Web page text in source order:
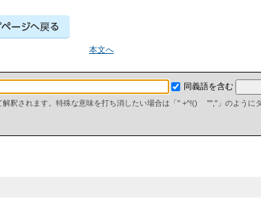
本文へ
同義語を含む
釈されます。特殊な意味を打ち消したい場合は「" +^!() "","」のようにダ